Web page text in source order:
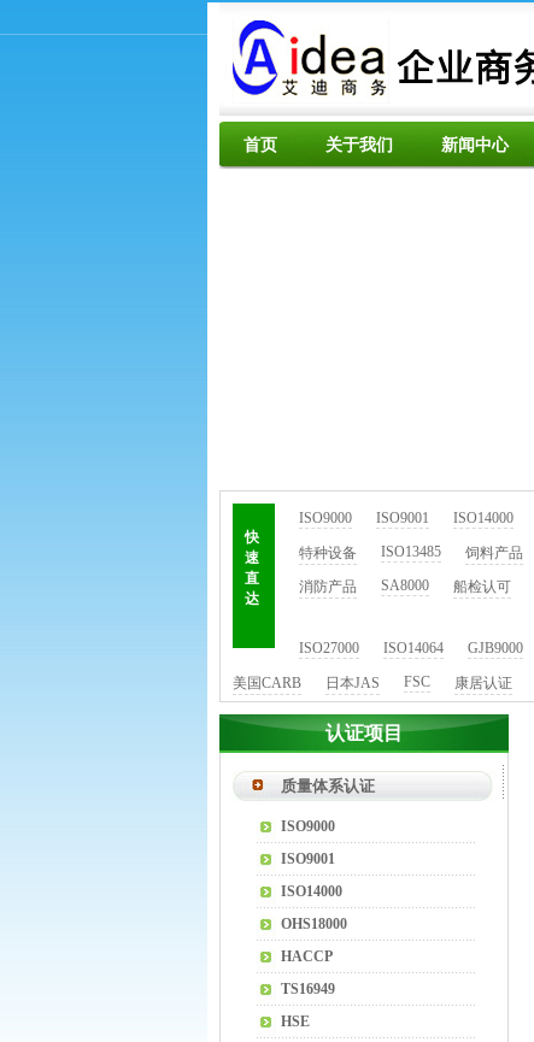
首页 关于我们 新闻中心
快
速
直
达
ISO9000 ISO9001 ISO14000
特种设备
ISO13485 饲料产品
消防产品
SA8000 船检认可
ISO27000
ISO14064 GJB9000
美国CARB
日本JAS FSC 康居认证
认证项目
质量体系认证
ISO9000
ISO9001
ISO14000
OHS18000
HACCP
TS16949
HSE